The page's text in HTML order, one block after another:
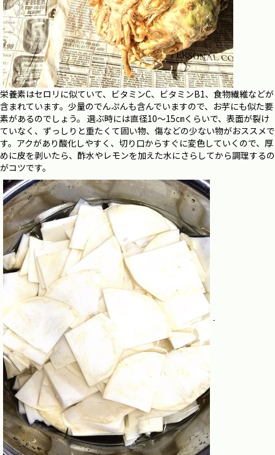
栄養素はセロリに似ていて、ビタミンC、ビタミンB1、食物繊維などが
含まれています。少量のでんぷんも含んでいますので、お芋にも似た要
素があるのでしょう。 選ぶ時には直径10〜15㎝くらいで、 表面が裂け
ていなく、ずっしりと重たくて固い物、傷などの少ない物がおススメで
す。アクがあり酸化しやすく、切り口からすぐに変色していくので、厚
めに皮を剥いたら、酢水やレモンを加えた水にさらしてから調理するの
がコツです。